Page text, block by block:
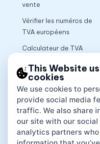
vente
Vérifier les numéros de
TVA européens
Calculateur de TVA
This Website
cookies
We use cookies to
provide social media
traffic. We also share
our site with our
analytics partners